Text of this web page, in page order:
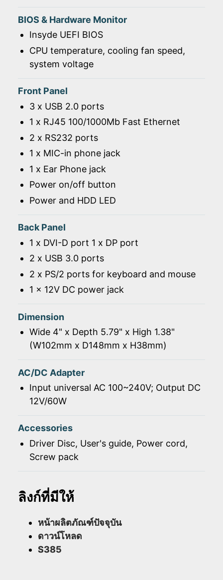
BIOS & Hardware Monitor
Insyde UEFI BIOS
CPU temperature, cooling fan speed,
system voltage
Front Panel
3 x USB 2.0 ports
1 x RJ45 100/1000Mb Fast Ethernet
2 x RS232 ports
1 x MIC-in phone jack
1 x Ear Phone jack
Power on/off button
Power and HDD LED
Back Panel
1 x DVI-D port 1 x DP port
2 x USB 3.0 ports
2 x PS/2 ports for keyboard and mouse
1 x 12V DC power jack
Dimension
Wide 4" x Depth 5.79" x High 1.38"
(W102mm x D148mm x H38mm)
AC/DC Adapter
Input universal AC 100~240V; Output DC
12V/60W
Accessories
Driver Disc, User's guide, Power cord,
Screw pack
ลิงก์ที่มีให้
หน้าผลิตภัณฑ์ปัจจุบัน
ดาวน์โหลด
S385